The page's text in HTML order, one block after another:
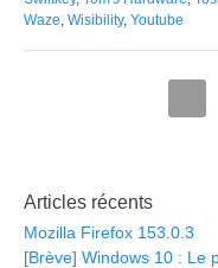
Waze, Wisibility, Youtube
Articles récents
Mozilla Firefox 153.0.3
[Brève] Windows 10 : Le